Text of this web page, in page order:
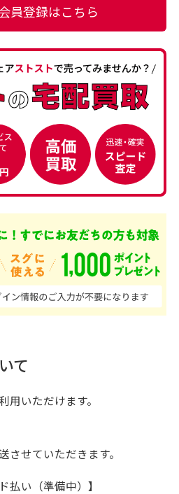
員登録はこちら
て
用いただけます。
させていただきます。
い（準備中）】